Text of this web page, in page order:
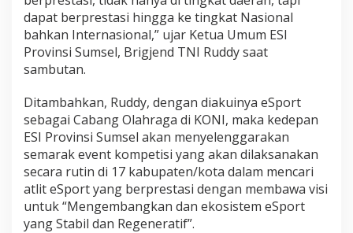
dapat berprestasi hingga ke tingkat Nasional
bahkan Internasional,” ujar Ketua Umum ESI
Provinsi Sumsel, Brigjend TNI Ruddy saat
sambutan.
Ditambahkan, Ruddy, dengan diakuinya eSport
sebagai Cabang Olahraga di KONI, maka kedepan
ESI Provinsi Sumsel akan menyelenggarakan
semarak event kompetisi yang akan dilaksanakan
secara rutin di 17 kabupaten/kota dalam mencari
atlit eSport yang berprestasi dengan membawa visi
untuk “Mengembangkan dan ekosistem eSport
yang Stabil dan Regeneratif”.